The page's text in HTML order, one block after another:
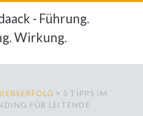
- Führung.
Wirkung.
> 5 TIPPS IM
FÜR LEITENDE